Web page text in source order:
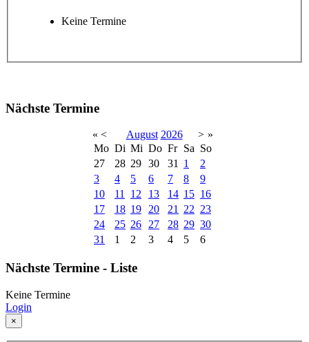
Keine Termine
Nächste Termine
« < August 2026 > »
Mo Di Mi Do Fr Sa So
27
28 29 30 31 1
2
3
4 5 6 7 8
9
10
11 12 13 14 15 16
17
18 19 20 21 22 23
24
25 26 27 28 29 30
31
1 2 3 4 5 6
Nächste Termine - Liste
Keine Termine
Login
×